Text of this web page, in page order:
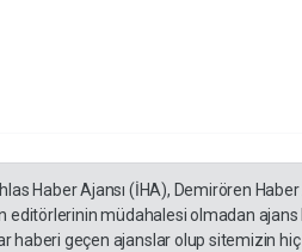
Haber Ajansı (İHA), Demirören
editörlerinin müdahalesi olmadan
haberi geçen ajanslar olup sitemizin